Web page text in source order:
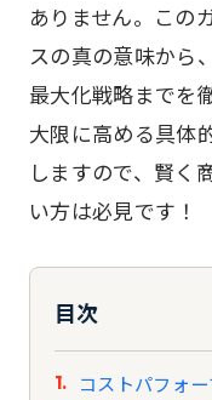
ありません。この
スの真の意味から
最大化戦略までを
大限に高める具体
しますので、賢く
い方は必見です！
目次
コストパフォ